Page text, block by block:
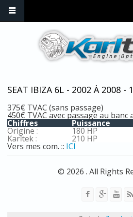
SEAT IBIZA 6L - 2002 À 2008 -
375€ TVAC (sans passage)
450€ TVAC avec passage au banc
Chiffres Puissance
Origine : 180 HP
Karltek : 210 HP
Vers mes com. :: ICI
© 2026 . All Rights